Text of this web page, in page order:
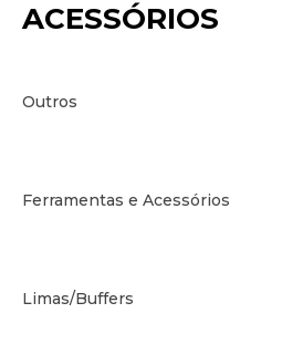
ACESSÓRIOS
Outros
Ferramentas e Acessórios
Limas/Buffers